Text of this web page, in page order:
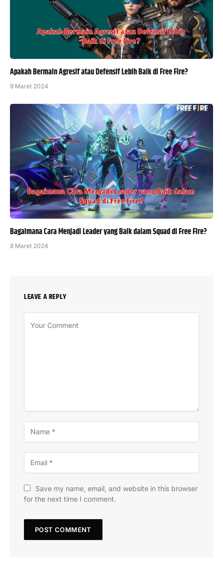
Apakah Bermain Agresif atau Defensif Lebih Baik di Free Fire?
9 Maret 2024
Bagaimana Cara Menjadi Leader yang Baik dalam Squad di Free Fire?
8 Maret 2024
LEAVE A REPLY
Save my name, email, and website in this browser
for the next time I comment.